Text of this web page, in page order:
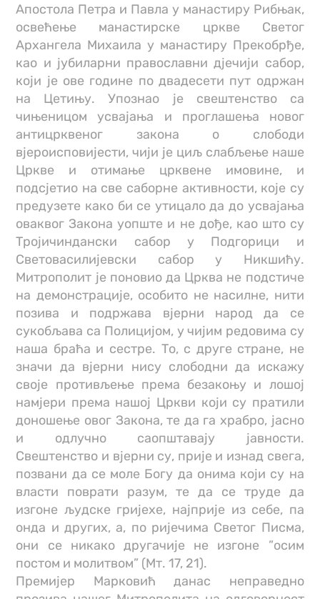
Апостола Петра и Павла у манастиру Рибњак,
освећење манастирске цркве Светог
Архангела Михаила у манастиру Прекобрђе,
као и јубиларни православни дјечији сабор,
који је ове године по двадесети пут одржан
на Цетињу. Упознао је свештенство са
чињеницом усвајања и проглашења новог
антицрквеног закона о слободи
вјероисповијести, чији је циљ слабљење наше
Цркве и отимање црквене имовине, и
подсјетио на све саборне активности, које су
предузете како би се утицало да до усвајања
оваквог Закона уопште и не дође, као што су
Тројичиндански сабор у Подгорици и
Световасилијевски сабор у Никшићу.
Митрополит је поновио да Црква не подстиче
на демонстрације, особито не насилне, нити
позива и подржава вјерни народ да се
сукобљава са Полицијом, у чијим редовима су
наша браћа и сестре. То, с друге стране, не
значи да вјерни нису слободни да искажу
своје противљење према безакоњу и лошој
намјери према нашој Цркви који су пратили
доношење овог Закона, те да га храбро, јасно
и одлучно саопштавају јавности.
Свештенство и вјерни су, прије и изнад свега,
позвани да се моле Богу да онима који су на
власти поврати разум, те да се труде да
изгоне људске гријехе, најприје из себе, па
онда и других, а, по ријечима Светог Писма,
они се никако другачије не изгоне ”осим
постом и молитвом” (Мт. 17, 21).
Премијер Марковић данас неправедно